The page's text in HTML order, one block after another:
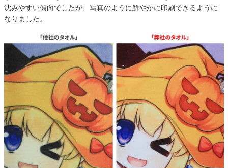
沈みやすい傾向でしたが、写真のように鮮やかに印刷できるように
なりました。